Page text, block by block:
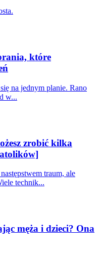
które
na jednym planie. Rano
w...
zrobić kilka
traum, ale
technik...
męża i dzieci? Ona